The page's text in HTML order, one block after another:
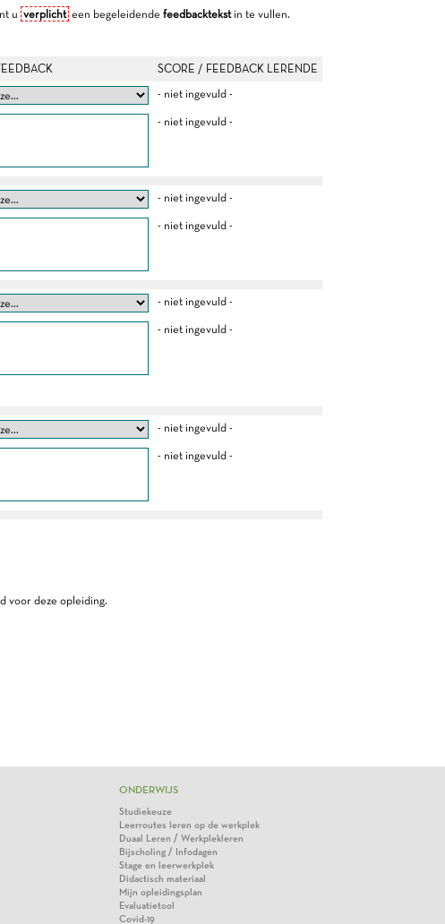
u verplichteen begeleidende feedbacktekstin te vullen.
SCORE / FEEDBACK LERENDE
- niet ingevuld -
- niet ingevuld -
- niet ingevuld -
- niet ingevuld -
- niet ingevuld -
- niet ingevuld -
- niet ingevuld -
- niet ingevuld -
voor deze opleiding.
ONDERWIJS
Studiekeuze
Leerroutes leren op de werkplek
Duaal Leren / Werkplekleren
Bijscholing / Infodagen
Stage en leerwerkplek
Didactisch materiaal
Mijn opleidingsplan
Evaluatietool
Covid-19